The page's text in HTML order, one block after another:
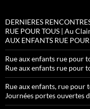
DERNIERES
RUE POUR TOUS | Au
AUX ENFANTS RUE
Rue aux enfants rue pour
Rue aux enfants rue pour
Rue aux enfants, rue
Journées portes ouvertes